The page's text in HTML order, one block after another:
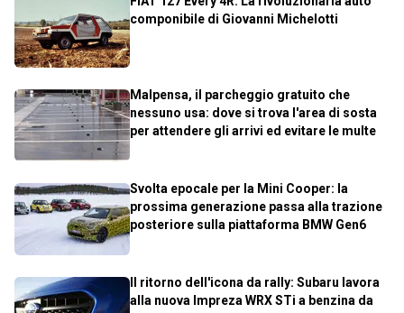
componibile di Giovanni Michelotti
Malpensa, il parcheggio gratuito che
nessuno usa: dove si trova l'area di sosta
per attendere gli arrivi ed evitare le multe
Svolta epocale per la Mini Cooper: la
prossima generazione passa alla trazione
posteriore sulla piattaforma BMW Gen6
Il ritorno dell'icona da rally: Subaru lavora
alla nuova Impreza WRX STi a benzina da